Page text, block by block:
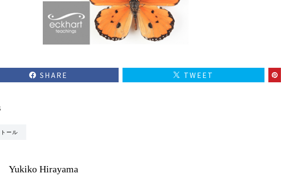
SHARE TWEET
ール
Yukiko Hirayama